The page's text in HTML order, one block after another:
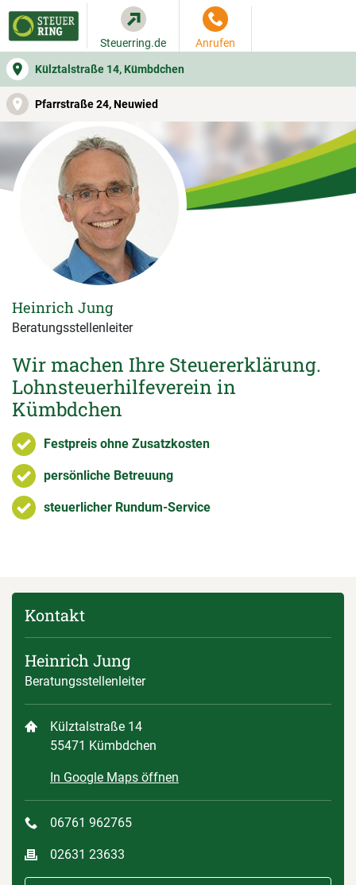
Külztalstraße 14, Kümbdchen
Pfarrstraße 24, Neuwied
Steuerring.de Anrufen
WER SIE BERÄT BEITRAGSRECHNER
Wir machen Ihre Steuererklärung.
Lohnsteuerhilfeverein in
Kümbdchen
Festpreis ohne Zusatzkosten
persönliche Betreuung
steuerlicher Rundum-Service
Heinrich Jung
Beratungsstellenleiter
Kontakt
Heinrich Jung
Beratungsstellenleiter
Külztalstraße 14
55471 Kümbdchen
In Google Maps öffnen
06761 962765
02631 23633